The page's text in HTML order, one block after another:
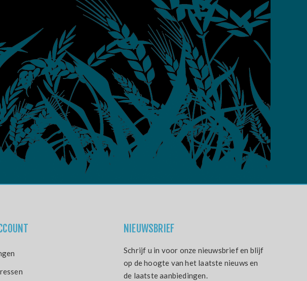
NIEUWSBRIEF
Schrijf u in voor onze nieuwsbrief en blijf
op de hoogte van het laatste nieuws en
de laatste aanbiedingen.